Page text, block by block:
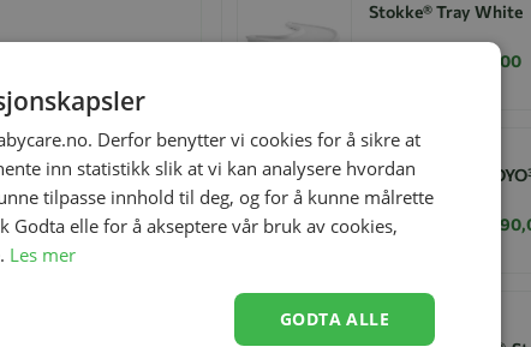
Stokke® Tray White
kr 649,00
Trille, Stokke®
kr 4 848,00 kr 2
Derfor benytter vi cookies for å sikre at
inn statistikk slik at vi kan analysere hvordan
tilpasse innhold til deg, og for å kunne målrette
Godta elle for å akseptere vår bruk av cookies,
Les mer
GODTA ALLE